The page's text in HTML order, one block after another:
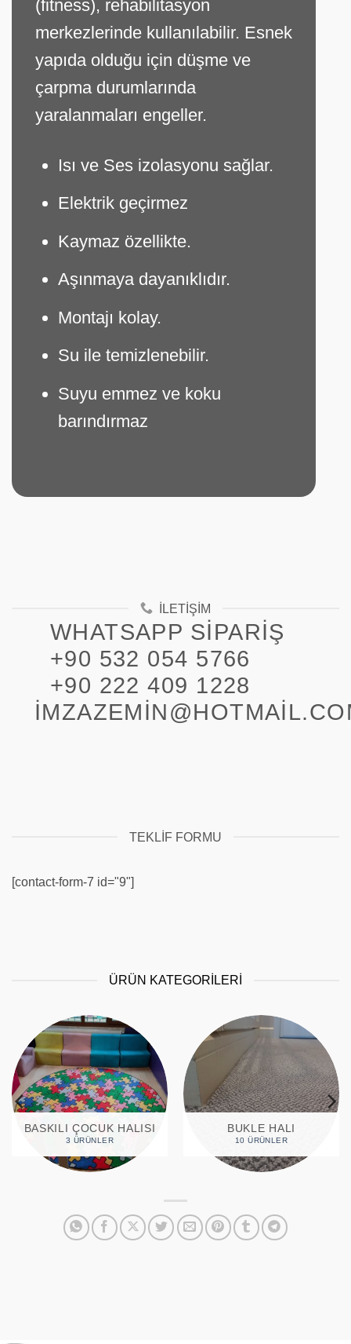
(fitness), rehabilitasyon
merkezlerinde kullanılabilir. Esnek
yapıda olduğu için düşme ve
çarpma durumlarında
yaralanmaları engeller.
Isı ve Ses izolasyonu sağlar.
Elektrik geçirmez
Kaymaz özellikte.
Aşınmaya dayanıklıdır.
Montajı kolay.
Su ile temizlenebilir.
Suyu emmez ve koku
barındırmaz
İLETIŞIM
WHATSAPP SIPARIŞ
+90 532 054 5766
+90 222 409 1228
TEKLIF FORMU
[contact-form-7 id="9"]
ÜRÜN KATEGORİLERİ
CAMI HALISI
27 ÜRÜNLER
ÇIM ÇIT
6 ÜRÜNLER